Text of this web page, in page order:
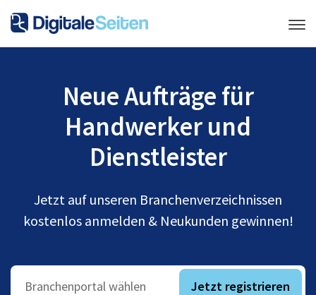
Neue Aufträge für
Handwerker und
Dienstleister
Jetzt auf unseren Branchenverzeichnissen
kostenlos anmelden & Neukunden gewinnen!
Branchenportal wählen Jetzt registrieren